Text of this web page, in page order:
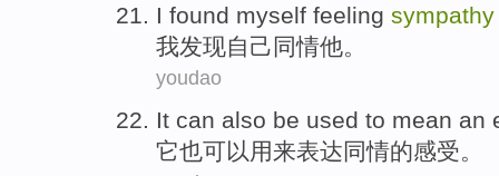
I found myself feeling sympathy
我发现自己 同情他。
youdao
It can also be used to mean an
它也可以用来表达同情的感受。